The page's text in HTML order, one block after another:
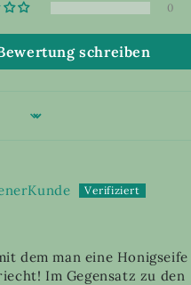
0
schreiben
dem man eine
Im Gegensatz zu den